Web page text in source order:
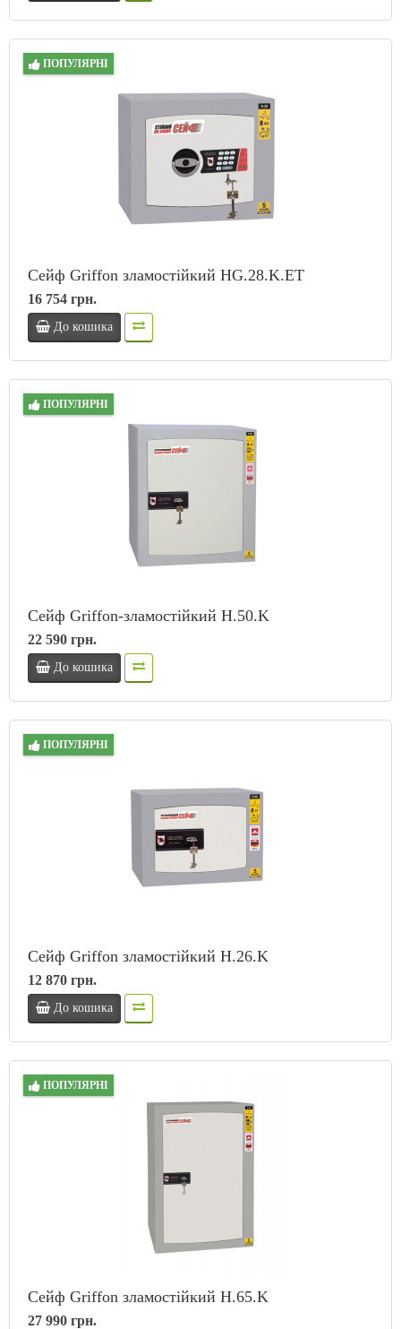
ПОПУЛЯРНІ
Сейф Griffon зламостійкий HG.28.K.ET
16 754 грн.
До кошика
ПОПУЛЯРНІ
Сейф Griffon-зламостійкий H.50.K
22 590 грн.
До кошика
ПОПУЛЯРНІ
Сейф Griffon зламостійкий H.26.K
12 870 грн.
До кошика
ПОПУЛЯРНІ
Сейф Griffon зламостійкий H.65.K
27 990 грн.